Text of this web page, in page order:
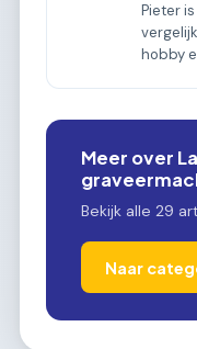
Pieter
hobby
Meer over
Bekijk alle 29
Naar